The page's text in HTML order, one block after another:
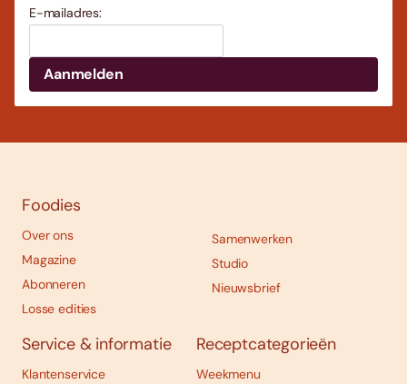
E-mailadres:
Foodies
Over ons
Magazine
Abonneren
Losse edities
Samenwerken
Studio
Nieuwsbrief
Service & informatie
Klantenservice
Receptcategorieën
Weekmenu